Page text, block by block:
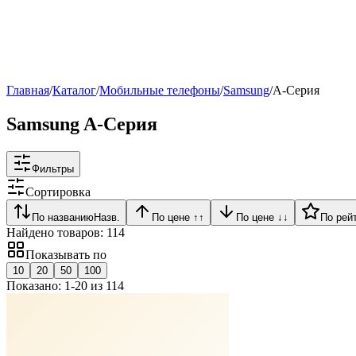
Главная/Каталог/Мобильные телефоны/Samsung/A-Серия
Samsung A-Серия
Фильтры
Сортировка
По названиюНазв. По цене ↑ ↑ По цене ↓ ↓ По
Найдено товаров: 114
Показывать по
10 20 50 100
Показано: 1-20 из 114